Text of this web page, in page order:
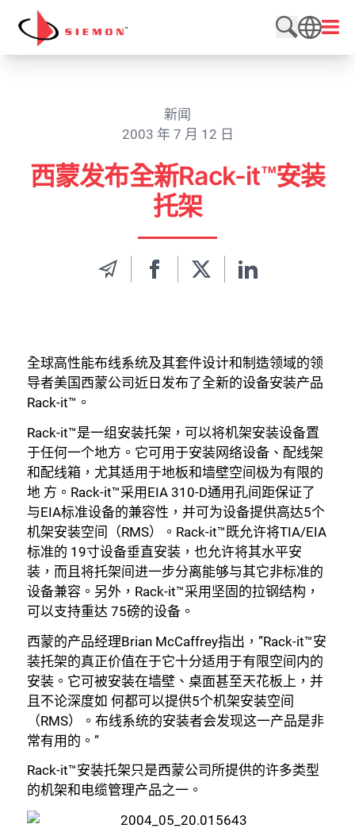
跳至内容
搜索网站
打开
SEARCH
新闻
2003 年 7 月 12 日
西蒙发布全新Rack-it™安装
托架
全球高性能布线系统及其套件设计和制造领域的领
导者美国西蒙公司近日发布了全新的设备安装产品
Rack-it™。
Rack-it™是一组安装托架，可以将机架安装设备置
于任何一个地方。它可用于安装网络设备、配线架
和配线箱，尤其适用于地板和墙壁空间极为有限的
地 方。Rack-it™采用EIA 310-D通用孔间距保证了
与EIA标准设备的兼容性，并可为设备提供高达5个
机架安装空间（RMS）。Rack-it™既允许将TIA/EIA
标准的 19寸设备垂直安装，也允许将其水平安
装，而且将托架间进一步分离能够与其它非标准的
设备兼容。另外，Rack-it™采用坚固的拉钢结构，
可以支持重达 75磅的设备。
西蒙的产品经理Brian McCaffrey指出，”Rack-it™安
装托架的真正价值在于它十分适用于有限空间内的
安装。它可被安装在墙壁、桌面甚至天花板上，并
且不论深度如 何都可以提供5个机架安装空间
（RMS）。布线系统的安装者会发现这一产品是非
常有用的。”
Rack-it™安装托架只是西蒙公司所提供的许多类型
的机架和电缆管理产品之一。